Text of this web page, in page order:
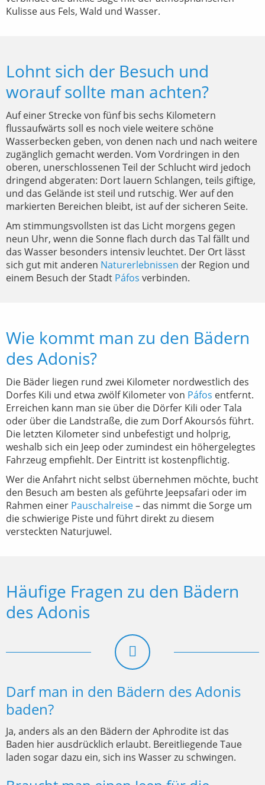
Kulisse aus Fels, Wald und Wasser.
Lohnt sich der Besuch und
worauf sollte man achten?
Auf einer Strecke von fünf bis sechs Kilometern
flussaufwärts soll es noch viele weitere schöne
Wasserbecken geben, von denen nach und nach weitere
zugänglich gemacht werden. Vom Vordringen in den
oberen, unerschlossenen Teil der Schlucht wird jedoch
dringend abgeraten: Dort lauern Schlangen, teils giftige,
und das Gelände ist steil und rutschig. Wer auf den
markierten Bereichen bleibt, ist auf der sicheren Seite.
Am stimmungsvollsten ist das Licht morgens gegen
neun Uhr, wenn die Sonne flach durch das Tal fällt und
das Wasser besonders intensiv leuchtet. Der Ort lässt
sich gut mit anderen Naturerlebnissen der Region und
einem Besuch der Stadt Páfos verbinden.
Wie kommt man zu den Bädern
des Adonis?
Die Bäder liegen rund zwei Kilometer nordwestlich des
Dorfes Kili und etwa zwölf Kilometer von Páfos entfernt.
Erreichen kann man sie über die Dörfer Kili oder Tala
oder über die Landstraße, die zum Dorf Akoursós führt.
Die letzten Kilometer sind unbefestigt und holprig,
weshalb sich ein Jeep oder zumindest ein höhergelegtes
Fahrzeug empfiehlt. Der Eintritt ist kostenpflichtig.
Wer die Anfahrt nicht selbst übernehmen möchte, bucht
den Besuch am besten als geführte Jeepsafari oder im
Rahmen einer Pauschalreise– das nimmt die Sorge um
die schwierige Piste und führt direkt zu diesem
versteckten Naturjuwel.
Häufige Fragen zu den Bädern
des Adonis
Darf man in den Bädern des Adonis
baden?
Ja, anders als an den Bädern der Aphrodite ist das
Baden hier ausdrücklich erlaubt. Bereitliegende Taue
laden sogar dazu ein, sich ins Wasser zu schwingen.